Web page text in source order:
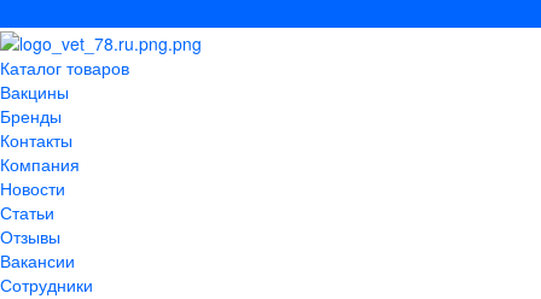
Каталог товаров
Вакцины
Бренды
Контакты
Компания
Новости
Статьи
Отзывы
Вакансии
Сотрудники